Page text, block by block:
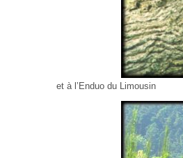
et à l’Enduo du Limousin